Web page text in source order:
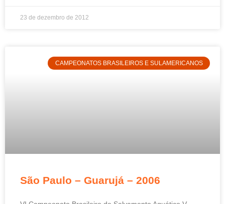
23 de dezembro de 2012
CAMPEONATOS BRASILEIROS E SULAMERICANOS
São Paulo – Guarujá – 2006